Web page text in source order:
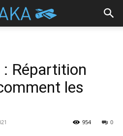
Répartition
les
0
954